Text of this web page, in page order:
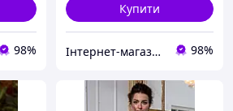
98%
Купити
Інтернет-магазин "Carmen" 98%